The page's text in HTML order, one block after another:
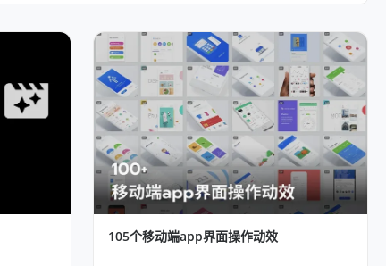
105个移动端app界面操作动效